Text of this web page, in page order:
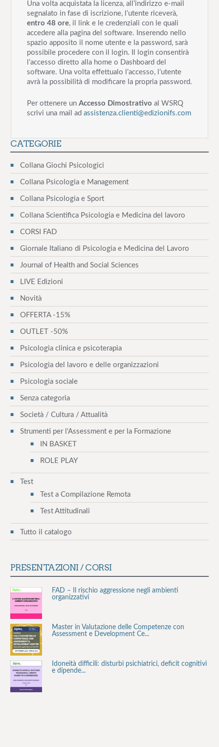
Una volta acquistata la licenza, all’indirizzo e-mail
segnalato in fase di iscrizione, l’utente riceverà,
entro 48 ore, il link e le credenziali con le quali
accedere alla pagina del software. Inserendo nello
spazio apposito il nome utente e la password, sarà
possibile procedere con il login. Il login consentirà
l’accesso diretto alla home o Dashboard del
software. Una volta effettualo l’accesso, l’utente
avrà la possibilità di modificare la propria password.
Per ottenere un Accesso Dimostrativo al WSRQ
scrivi una mail ad assistenza.clienti@edizionifs.com
CATEGORIE
Collana Giochi Psicologici
Collana Psicologia e Management
Collana Psicologia e Sport
Collana Scientifica Psicologia e Medicina del lavoro
CORSI FAD
Giornale Italiano di Psicologia e Medicina del Lavoro
Journal of Health and Social Sciences
LIVE Edizioni
Novità
OFFERTA -15%
OUTLET -50%
Psicologia clinica e psicoterapia
Psicologia del lavoro e delle organizzazioni
Psicologia sociale
Senza categoria
Società / Cultura / Attualità
Strumenti per l'Assessment e per la Formazione
IN BASKET
ROLE PLAY
Test
Test a Compilazione Remota
Test Attitudinali
Tutto il catalogo
PRESENTAZIONI / CORSI
FAD – Il rischio aggressione negli ambienti
organizzativi
Master in Valutazione delle Competenze con
Assessment e Development Ce...
Idoneità difficili: disturbi psichiatrici, deficit cognitivi
e dipende...